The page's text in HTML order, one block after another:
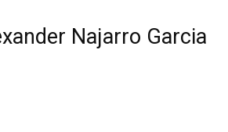
Najarro Garcia